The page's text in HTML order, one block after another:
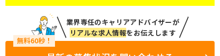
業界専任のキャリアアドバイザーが
リアルな求人情報をお伝えします